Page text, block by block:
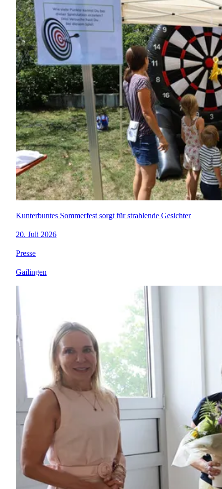
Kunterbuntes Sommerfest sorgt für strahlende Gesichter
20. Juli 2026
Presse
Gailingen